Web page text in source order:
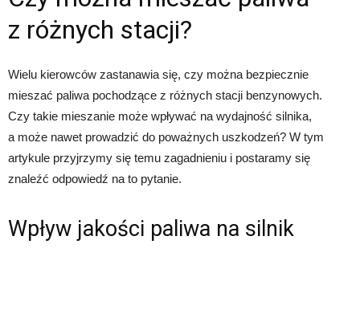
z różnych stacji?
Wielu kierowców zastanawia się, czy można bezpiecznie
mieszać paliwa pochodzące z różnych stacji benzynowych.
Czy takie mieszanie może wpływać na wydajność silnika,
a może nawet prowadzić do poważnych uszkodzeń? W tym
artykule przyjrzymy się temu zagadnieniu i postaramy się
znaleźć odpowiedź na to pytanie.
Wpływ jakości paliwa na silnik